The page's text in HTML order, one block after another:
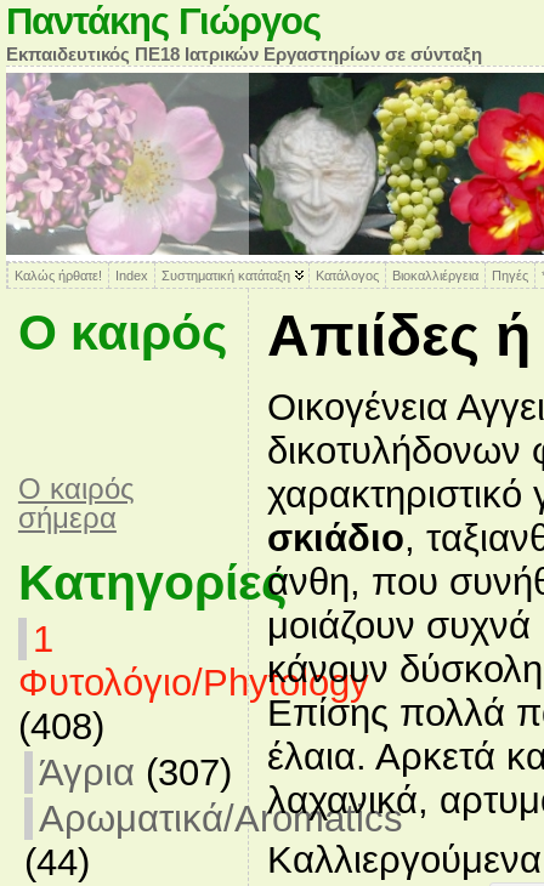
Παντάκης Γιώργος
Εκπαιδευτικός ΠΕ18 Ιατρικών Εργαστηρίων σε σύνταξη
Καλώς ήρθατε! Index Συστηματική κατάταξη Κατάλογος Βιοκαλλιέργεια Πηγές
Ο καιρός
O καιρός
σήμερα
Κατηγορίες
1
Φυτολόγιο/Phytology
(408)
Άγρια (307)
Αρωματικά/Aromatics
(44)
Απιίδες
Οικογένεια
δικοτυλήδονων
σκιάδιο,
άνθη, που
μοιάζουν
κάνουν
Επίσης πολλά
έλαια. Αρκετά
λαχανικά,
Καλλιεργούμενα